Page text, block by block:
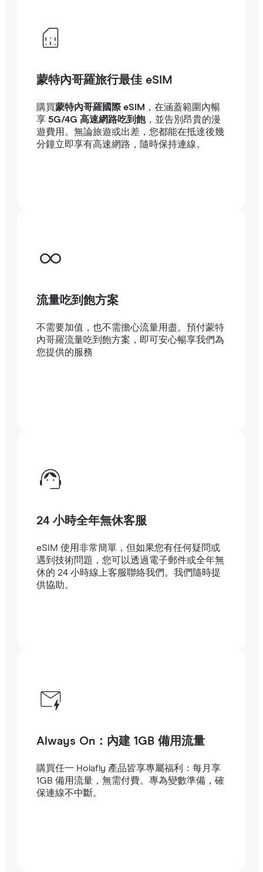
蒙特內哥羅旅行最佳 eSIM
購買蒙特內哥羅國際 eSIM
，在涵蓋範圍內暢
享5G/4G 高速網路吃到飽，並告別昂貴的漫
遊費用。無論旅遊或出差，您都能在抵達後幾
分鐘立即享有高速網路，隨時保持連線。
流量吃到飽方案
不需要加值，也不需擔心流量用盡。預付蒙特
內哥羅流量吃到飽方案，即可安心暢享我們為
您提供的服務
24 小時全年無休客服
eSIM 使用非常簡單，但如果您有任何疑問或
遇到技術問題，您可以透過電子郵件或全年無
休的 24 小時線上客服聯絡我們。我們隨時提
供協助。
Always On：內建 1GB 備用流量
購買任一 Holafly 產品皆享專屬福利：每月享
1GB 備用流量，無需付費。專為變數準備，確
保連線不中斷。